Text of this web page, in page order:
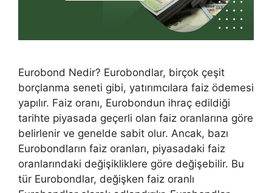
Eurobond Nedir? Eurobondlar, birçok çeşit
borçlanma seneti gibi, yatırımcılara faiz ödemesi
yapılır. Faiz oranı, Eurobondun ihraç edildiği
tarihte piyasada geçerli olan faiz oranlarına göre
belirlenir ve genelde sabit olur. Ancak, bazı
Eurobondların faiz oranları, piyasadaki faiz
oranlarındaki değişikliklere göre değişebilir. Bu
tür Eurobondlar, değişken faiz oranlı